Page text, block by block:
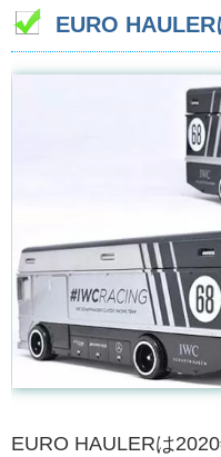
EURO
EURO HAULERは